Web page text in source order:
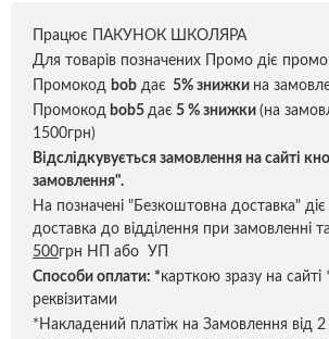
Працює ПАКУНОК ШКОЛЯРА
Для товарів позначених Промо діє
Промокод bob дає 5% знижки на
Промокод bob5 дає 5 % знижки (на
1500грн)
Відслідкувується замовлення на сайті
замовлення".
На позначені "Безкоштовна доставка"
доставка до відділення при замовленні
500грн НП або УП
Способи оплати: *карткою зразу на сайті
реквізитами
*Накладений платіж на Замовлення від